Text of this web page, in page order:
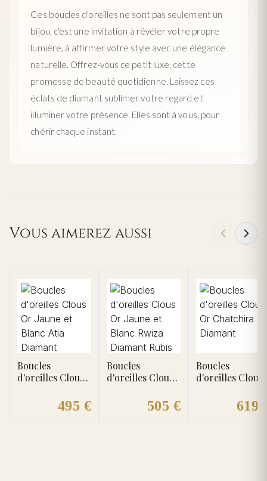
Ces boucles d'oreilles ne sont pas seulement un
bijou, c'est une invitation à révéler votre propre
lumière, à affirmer votre style avec une élégance
naturelle. Offrez-vous ce petit luxe, cette
promesse de beauté quotidienne. Laissez ces
éclats de diamant sublimer votre regard et
illuminer votre présence. Elles sont à vous, pour
chérir chaque instant.
Vous aimerez aussi
Boucles
d'oreilles Clous
Blanc Atia495 €
Boucles
d'oreilles Clous
Blanc Rwiza
Diamant Rubis
505 €
Boucles
d'oreilles Clous
619